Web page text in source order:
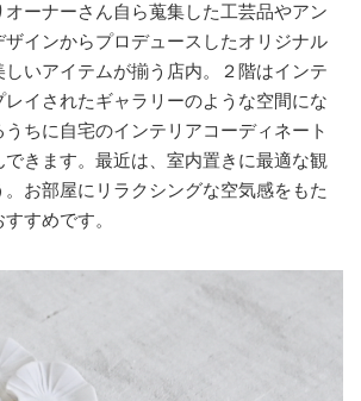
ーナーさん自ら蒐集した工芸品やアン
インからプロデュースしたオリジナル
いアイテムが揃う店内。２階はインテ
レイされたギャラリーのような空間にな
ちに自宅のインテリアコーディネート
きます。最近は、室内置きに最適な観
お部屋にリラクシングな空気感をもた
すめです。